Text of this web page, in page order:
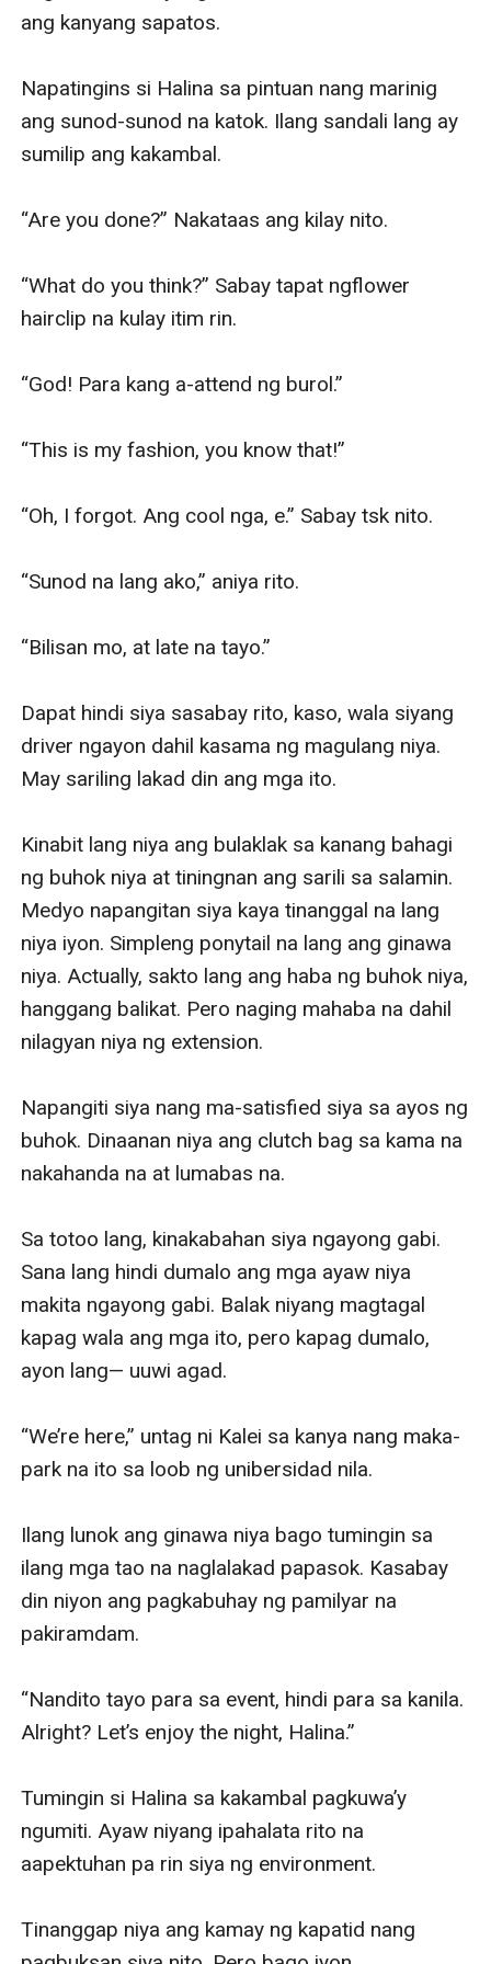
ang kanyang sapatos.
Napatingins si Halina sa pintuan nang marinig
ang sunod-sunod na katok. Ilang sandali lang ay
sumilip ang kakambal.
“Are you done?” Nakataas ang kilay nito.
“What do you think?” Sabay tapat ngflower
hairclip na kulay itim rin.
“God! Para kang a-attend ng burol.”
“This is my fashion, you know that!”
“Oh, I forgot. Ang cool nga, e.” Sabay tsk nito.
“Sunod na lang ako,” aniya rito.
“Bilisan mo, at late na tayo.”
Dapat hindi siya sasabay rito, kaso, wala siyang
driver ngayon dahil kasama ng magulang niya.
May sariling lakad din ang mga ito.
Kinabit lang niya ang bulaklak sa kanang bahagi
ng buhok niya at tiningnan ang sarili sa salamin.
Medyo napangitan siya kaya tinanggal na lang
niya iyon. Simpleng ponytail na lang ang ginawa
niya. Actually, sakto lang ang haba ng buhok niya,
hanggang balikat. Pero naging mahaba na dahil
nilagyan niya ng extension.
Napangiti siya nang ma-satisfied siya sa ayos ng
buhok. Dinaanan niya ang clutch bag sa kama na
nakahanda na at lumabas na.
Sa totoo lang, kinakabahan siya ngayong gabi.
Sana lang hindi dumalo ang mga ayaw niya
makita ngayong gabi. Balak niyang magtagal
kapag wala ang mga ito, pero kapag dumalo,
ayon lang— uuwi agad.
“We’re here,” untag ni Kalei sa kanya nang maka-
park na ito sa loob ng unibersidad nila.
Ilang lunok ang ginawa niya bago tumingin sa
ilang mga tao na naglalakad papasok. Kasabay
din niyon ang pagkabuhay ng pamilyar na
pakiramdam.
“Nandito tayo para sa event, hindi para sa kanila.
Alright? Let’s enjoy the night, Halina.”
Tumingin si Halina sa kakambal pagkuwa’y
ngumiti. Ayaw niyang ipahalata rito na
aapektuhan pa rin siya ng environment.
Tinanggap niya ang kamay ng kapatid nang